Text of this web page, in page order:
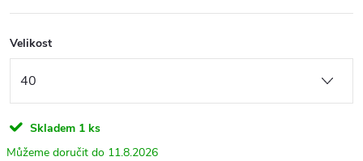
Velikost
Skladem 1 ks
11.8.2026